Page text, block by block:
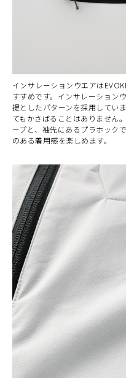
インサレーションウエアは
すすめです。インサレーション
提としたパターンを採用してい
てもかさばることはありません
ープと、袖先にあるプラホック
のある着用感を楽しめます。